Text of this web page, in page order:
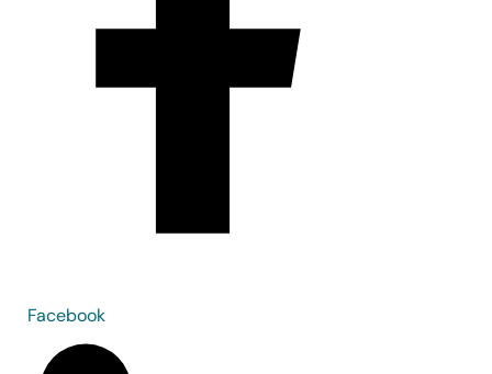
Facebook